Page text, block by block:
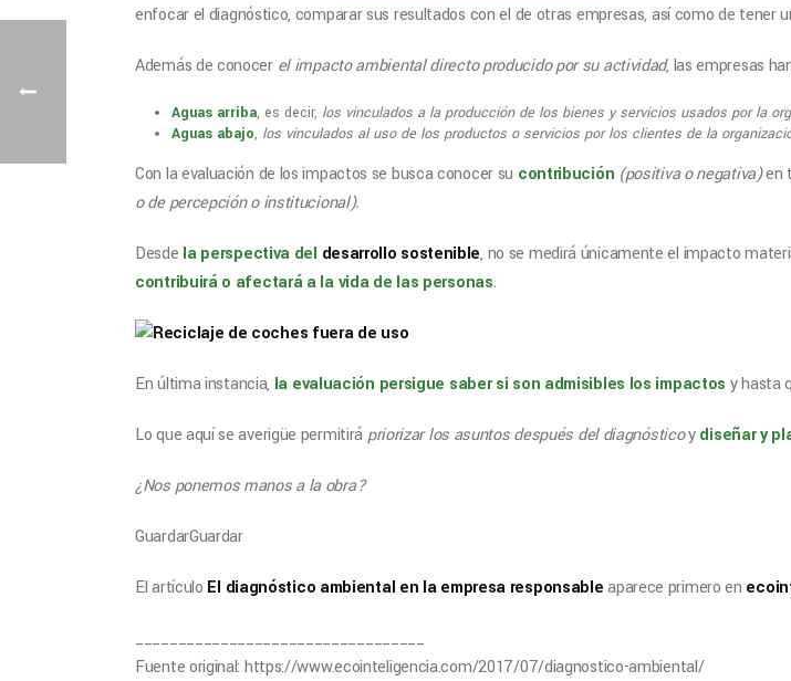
enfocar el diagnóstico, comparar sus resultados con el de otras empresas, así como de tener
Además de conocer el impacto ambiental directo producido por su actividad, las empresas
Aguas arriba, es decir, los vinculados a la producción de los bienes y servicios usados por la
Aguas abajo, los vinculados al uso de los productos o servicios por los clientes de la
Con la evaluación de los impactos se busca conocer su contribución (positiva o negativa)en
o de percepción o institucional).
Desde la perspectiva del desarrollo sostenible, no se medirá únicamente el impacto
contribuirá o afectará a la vida de las personas.
En última instancia, la evaluación persigue saber si son admisibles los impactos y hasta
Lo que aquí se averigüe permitirápriorizar los asuntos después del diagnósticoydiseñar y
¿Nos ponemos manos a la obra?
GuardarGuardar
El artículo El diagnóstico ambiental en la empresa responsableaparece primero en
__________________________________
Fuente original: https://www.ecointeligencia.com/2017/07/diagnostico-ambiental/